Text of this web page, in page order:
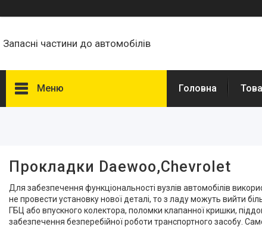
Запасні частини до автомобілів
Меню
Наявність
В наявності 3
Виробник
Головна
Прокладки Daewoo,Chevrolet
Для забезпечення функціональності вузлів автомобілів
не провести установку нової деталі, то з ладу можуть вийти
ГБЦ або впускного колектора, поломки клапанної кришки,
забезпечення безперебійної роботи транспортного засобу.